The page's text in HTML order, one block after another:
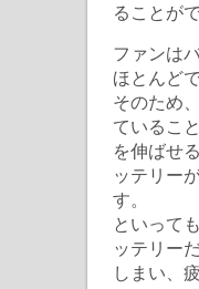
ることが
ファンは
ほとんどで
そのため
ているこ
を伸ばせ
ッテリー
す。
といって
ッテリー
しまい、